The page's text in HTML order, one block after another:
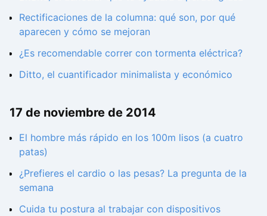
Rectificaciones de la columna: qué son, por qué
aparecen y cómo se mejoran
¿Es recomendable correr con tormenta eléctrica?
Ditto, el cuantificador minimalista y económico
17 de noviembre de 2014
El hombre más rápido en los 100m lisos (a cuatro
patas)
¿Prefieres el cardio o las pesas? La pregunta de la
semana
Cuida tu postura al trabajar con dispositivos